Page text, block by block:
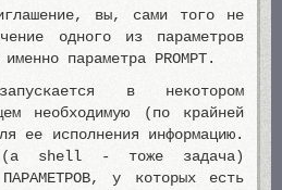
вы, сами того не
одного из параметров
параметра PROMPT.
в некотором
необходимую (по крайней
ее исполнения информацию.
(а shell - тоже задача)
у которых есть